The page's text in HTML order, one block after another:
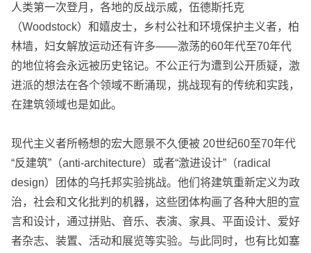
人类第一次登月，各地的反战示威，伍德斯托克
（Woodstock）和嬉皮士，乡村公社和环境保护主义者，柏
林墙，妇女解放运动还有许多——激荡的60年代至70年代
的地位将会永远被历史铭记。不公正行为遭到公开质疑，激
进派的想法在各个领域不断涌现，挑战现有的传统和实践，
在建筑领域也是如此。
现代主义者所畅想的宏大愿景不久便被 20世纪60至70年代
“反建筑”（anti-architecture）或者“激进设计”（radical
design）团体的乌托邦实验挑战。他们将建筑重新定义为政
治，社会和文化批判的机器，这些团体构画了各种大胆的宣
言和设计，通过拼贴、音乐、表演、家具、平面设计、爱好
者杂志、装置、活动和展览等实验。与此同时，也有比如塞